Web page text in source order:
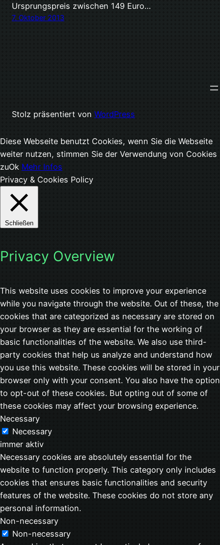
Ursprungspreis zwischen 149 Euro…
7. Oktober 2013
Stolz präsentiert von WordPress
Diese Webseite benutzt Cookies, wenn Sie die Webseite
weiter nutzen, stimmen Sie der Verwendung von Cookies
zuOk Mehr Infos
Privacy & Cookies Policy
Schließen
Privacy Overview
This website uses cookies to improve your experience
while you navigate through the website. Out of these, the
cookies that are categorized as necessary are stored on
your browser as they are essential for the working of
basic functionalities of the website. We also use third-
party cookies that help us analyze and understand how
you use this website. These cookies will be stored in your
browser only with your consent. You also have the option
to opt-out of these cookies. But opting out of some of
these cookies may affect your browsing experience.
Necessary
Necessary
immer aktiv
Necessary cookies are absolutely essential for the
website to function properly. This category only includes
cookies that ensures basic functionalities and security
features of the website. These cookies do not store any
personal information.
Non-necessary
Non-necessary